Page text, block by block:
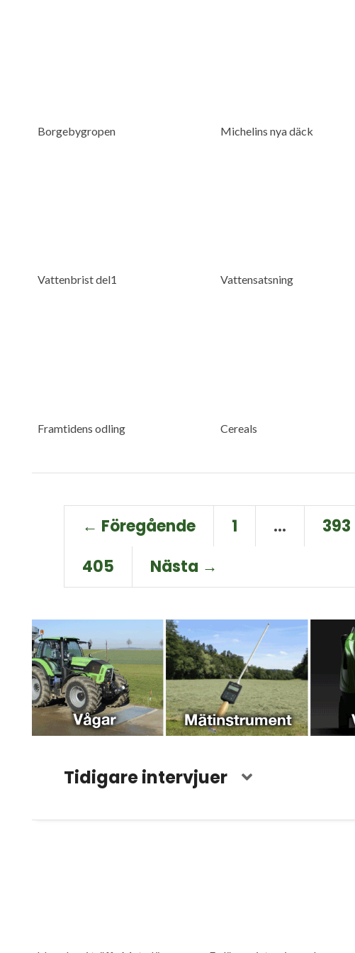
Borgebygropen Michelins nya däck
Vattenbrist del1 Vattensatsning
Framtidens odling Cereals
← Föregående 1 … 393
405
Nästa →
Tidigare intervjuer